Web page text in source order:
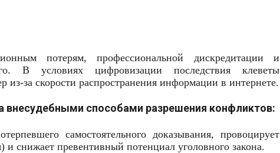
потерям, профессиональной дискредитации и
В условиях цифровизации последствия клеветы
за скорости распространения информации в интернете.
внесудебными способами разрешения конфликтов:
самостоятельного доказывания, провоцирует
снижает превентивный потенциал уголовного закона.